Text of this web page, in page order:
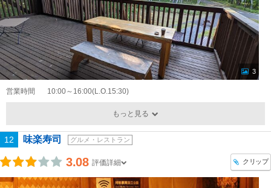
3
営業時間 10:00～16:00(L.O.15:30)
もっと見る
12 味楽寿司 グルメ・レストラン
3.08 評価詳細 クリップ